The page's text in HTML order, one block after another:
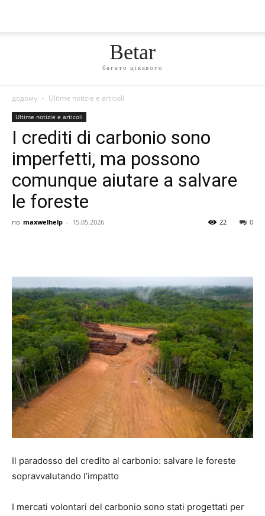
Betar
багато цікавого
додому Ultime notizie e articoli
Ultime notizie e articoli
I crediti di carbonio sono
imperfetti, ma possono
comunque aiutare a salvare
le foreste
по maxwelhelp - 15.05.2026 0
22
Il paradosso del credito al carbonio: salvare le foreste
sopravvalutando l’impatto
I mercati volontari del carbonio sono stati progettati per